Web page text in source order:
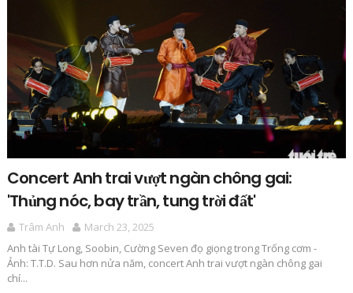
Concert Anh trai vượt ngàn chông gai:
'Thủng nóc, bay trần, tung trời đất'
Trâm Anh
March 23, 2025
Anh tài Tự Long, Soobin, Cường Seven đọ giọng trong Trống cơm -
Ảnh: T.T.D. Sau hơn nửa năm, concert Anh trai vượt ngàn chông gai
chí...